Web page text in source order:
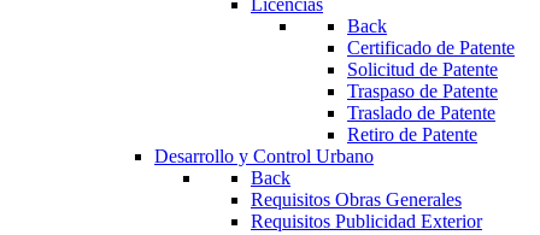
Licencias
Back
Certificado de Patente
Solicitud de Patente
Traspaso de Patente
Traslado de Patente
Retiro de Patente
Desarrollo y Control Urbano
Back
Requisitos Obras Generales
Requisitos Publicidad Exterior